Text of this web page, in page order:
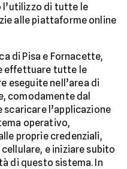
l’utilizzo di tutte le
alle piattaforme online
di Pisa e Fornacette,
effettuare tutte le
eseguite nell’area di
comodamente dal
l’applicazione
operativo,
proprie credenziali,
e iniziare subito
di questo sistema. In